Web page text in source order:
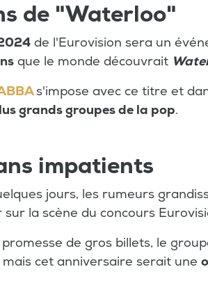
de "Waterloo"
de l'Eurovision sera un
que le monde découvrait
s'impose avec ce titre et
grands groupes de la pop.
impatients
jours, les rumeurs
la scène du concours
de gros billets, le
cet anniversaire serait une